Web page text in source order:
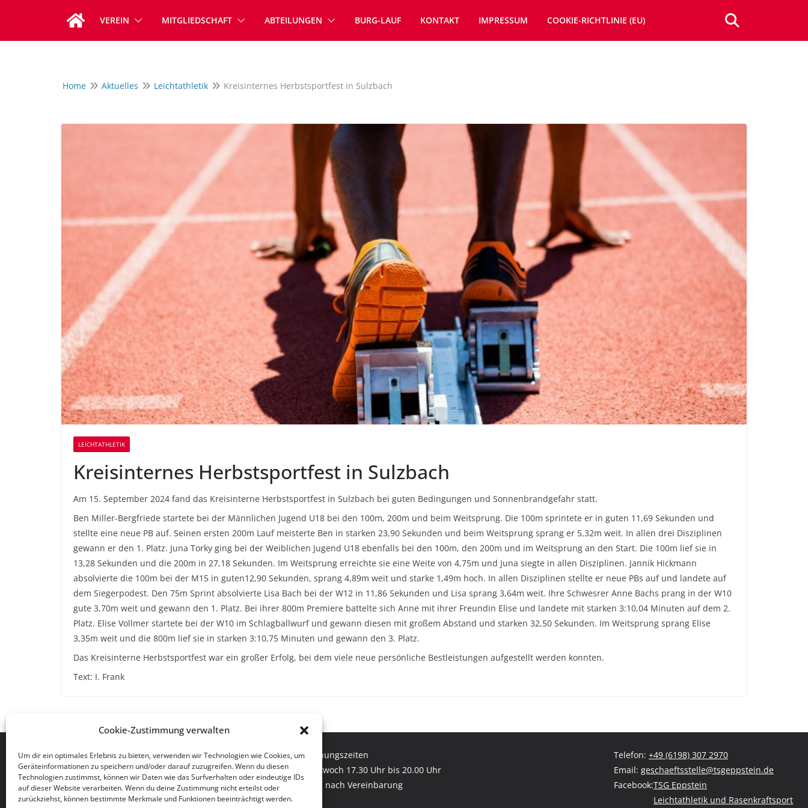
Cookie-Zustimmung verwalten
Um dir ein optimales Erlebnis zu bieten, verwenden wir Technologien wie Cookies, um
Geräteinformationen zu speichern und/oder darauf zuzugreifen. Wenn du diesen
Technologien zustimmst, können wir Daten wie das Surfverhalten oder eindeutige IDs
auf dieser Website verarbeiten. Wenn du deine Zustimmung nicht erteilst oder
zurückziehst, können bestimmte Merkmale und Funktionen beeinträchtigt werden.
springen
VEREIN MITGLIEDSCHAFT ABTEILUNGEN BURG-LAUF KONTAKT IMPRESSUM COOKIE-RICHTLINIE (EU)
Home Aktuelles Leichtathletik Kreisinternes Herbstsportfest in Sulzbach
LEICHTATHLETIK
Kreisinternes Herbstsportfest in Sulzbach
Am 15. September 2024 fand das Kreisinterne Herbstsportfest in Sulzbach bei guten Bedingungen und Sonnenbrandgefahr statt.
Ben Miller-Bergfriede startete bei der Männlichen Jugend U18 bei den 100m, 200m und beim Weitsprung. Die 100m sprintete er in guten 11,69 Sekunden und
stellte eine neue PB auf. Seinen ersten 200m Lauf meisterte Ben in starken 23,90 Sekunden und beim Weitsprung sprang er 5,32m weit. In allen drei Disziplinen
gewann er den 1. Platz. Juna Torky ging bei der Weiblichen Jugend U18 ebenfalls bei den 100m, den 200m und im Weitsprung an den Start. Die 100m lief sie in
13,28 Sekunden und die 200m in 27,18 Sekunden. Im Weitsprung erreichte sie eine Weite von 4,75m und Juna siegte in allen Disziplinen. Jannik Hickmann
absolvierte die 100m bei der M15 in guten12,90 Sekunden, sprang 4,89m weit und starke 1,49m hoch. In allen Disziplinen stellte er neue PBs auf und landete auf
dem Siegerpodest. Den 75m Sprint absolvierte Lisa Bach bei der W12 in 11,86 Sekunden und Lisa sprang 3,64m weit. Ihre Schwesrer Anne Bachs prang in der W10
gute 3,70m weit und gewann den 1. Platz. Bei ihrer 800m Premiere battelte sich Anne mit ihrer Freundin Elise und landete mit starken 3:10,04 Minuten auf dem 2.
Platz. Elise Vollmer startete bei der W10 im Schlagballwurf und gewann diesen mit großem Abstand und starken 32,50 Sekunden. Im Weitsprung sprang Elise
3,35m weit und die 800m lief sie in starken 3:10,75 Minuten und gewann den 3. Platz.
Das Kreisinterne Herbstsportfest war ein großer Erfolg, bei dem viele neue persönliche Bestleistungen aufgestellt werden konnten.
Text: I. Frank
TSG 1861/03 Eppstein/Ts. e.V.
Geschäftsstelle
Auf dem Wingertsberg 2.1
65817 Eppstein
Öffnungszeiten
Mittwoch 17.30 Uhr bis 20.00 Uhr
und nach Vereinbarung
Telefon: +49 (6198) 307 2970
Email: geschaeftsstelle@tsgeppstein.de
Facebook:TSG Eppstein
Leichtathletik und Rasenkraftsport